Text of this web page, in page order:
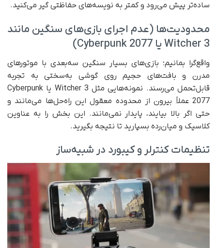
ساده‌تر پیش می‌رود و کمتر به نویسه‌های حفاظتی گیر می‌کنید.
محدودیت‌ها (عدم اجرای بازی‌های سنگین مانند
Witcher 3 یا Cyberpunk 2077)
واقع‌گرا بمانیم؛ بازی‌های بسیار سنگین سه‌بعدی با موتورهای
مدرن و بافت‌های حجیم روی گوشی به‌سختی به تجربه
قابل‌تحمل می‌رسند. نمونه‌هایی مثل Witcher 3 یا Cyberpunk
2077 عملاً بیرون از محدوده معقول این راه‌حل‌ها می‌مانند و
حتی اگر بالا بیایند، پایدار نمی‌مانند. این بخش را به عناوین
کلاسیک و میان‌رده بسپارید تا نتیجه بگیرید.
تنظیمات کنترلر و کیبورد در شبیه‌ساز